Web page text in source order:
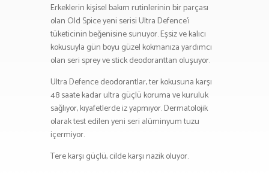
Erkeklerin kişisel bakım rutinlerinin bir parçası
olan Old Spice yeni serisi Ultra Defence’i
tüketicinin beğenisine sunuyor. Eşsiz ve kalıcı
kokusuyla gün boyu güzel kokmanıza yardımcı
olan seri sprey ve stick deodoranttan oluşuyor.
Ultra Defence deodorantlar, ter kokusuna karşı
48 saate kadar ultra güçlü koruma ve kuruluk
sağlıyor, kıyafetlerde iz yapmıyor. Dermatolojik
olarak test edilen yeni seri alüminyum tuzu
içermiyor.
Tere karşı güçlü, cilde karşı nazik oluyor.